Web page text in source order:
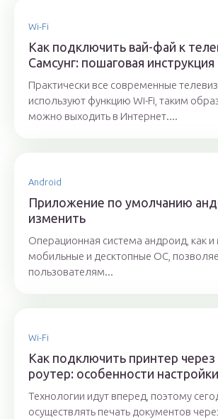
Wi-Fi
Как подключить вай-фай к
Самсунг: пошаговая инструкция
Практически все современные
используют функцию Wi-Fi, таким
можно выходить в Интернет....
Android
Приложение по умолчанию
изменить
Операционная система андроид, как и
мобильные и десктопные ОС,
пользователям...
Wi-Fi
Как подключить принтер через
роутер: особенности настройки
Технологии идут вперед, поэтому
осуществлять печать документов